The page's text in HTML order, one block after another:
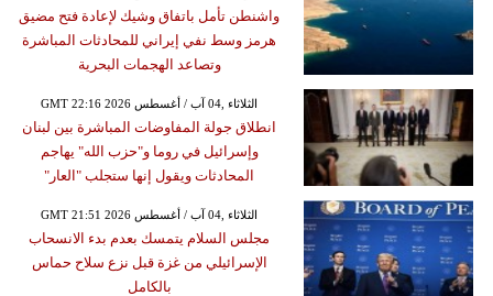
واشنطن تأمل باتفاق وشيك لإعادة فتح مضيق
هرمز وسط نفي إيراني للمحادثات المباشرة
وتصاعد الهجمات البحرية
GMT 22:16 2026 الثلاثاء ,04 آب / أغسطس
انطلاق جولة المفاوضات المباشرة بين لبنان
وإسرائيل في روما و"حزب الله" يهاجم
المحادثات ويقول إنها ستجلب "العار"
GMT 21:51 2026 الثلاثاء ,04 آب / أغسطس
مجلس السلام يتمسك بعدم بدء الانسحاب
الإسرائيلي من غزة قبل نزع سلاح حماس
بالكامل